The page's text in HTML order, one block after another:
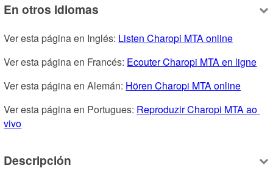
En otros idiomas
Ver esta página en Inglés: Listen Charopi MTA online
Ver esta página en Francés: Ecouter Charopi MTA en ligne
Ver esta página en Alemán: Hören Charopi MTA online
Ver esta página en Portugues: Reproduzir Charopi MTA ao
vivo
Descripción